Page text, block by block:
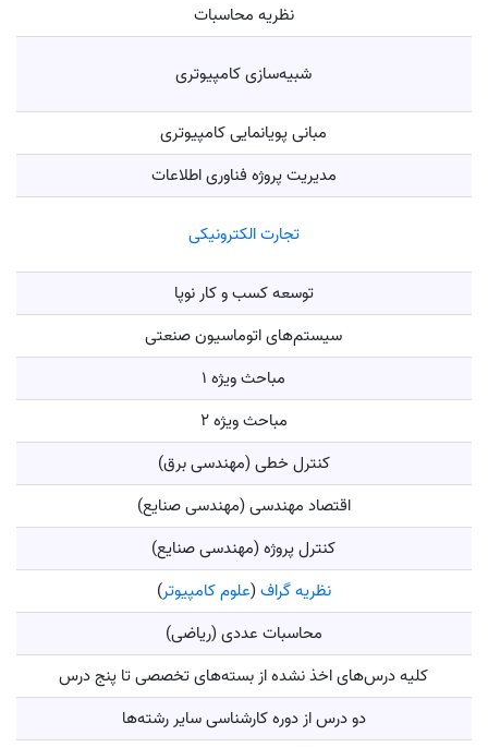
نظریه محاسبات
شبیه‌سازی کامپیوتری
مبانی پویانمایی کامپیوتری
مدیریت پروژه فناوری اطلاعات
تجارت الکترونیکی
توسعه کسب و کار نوپا
سیستم‌های اتوماسیون صنعتی
مباحث ویژه 1
مباحث ویژه 2
کنترل خطی (مهندسی برق)
اقتصاد مهندسی (مهندسی صنایع)
کنترل پروژه (مهندسی صنایع)
نظریه گراف(علوم کامپیوتر)
محاسبات عددی (ریاضی)
کلیه درس‌های اخذ نشده از بسته‌های تخصصی تا پنج درس
دو درس از دوره کارشناسی سایر رشته‌ها